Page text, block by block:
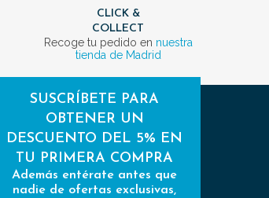
CLICK &
COLLECT
Recoge tu pedido en nuestra
tienda de Madrid
SUSCRÍBETE PARA
OBTENER UN
DESCUENTO DEL 5% EN
TU PRIMERA COMPRA
Además entérate antes que
nadie de ofertas exclusivas,